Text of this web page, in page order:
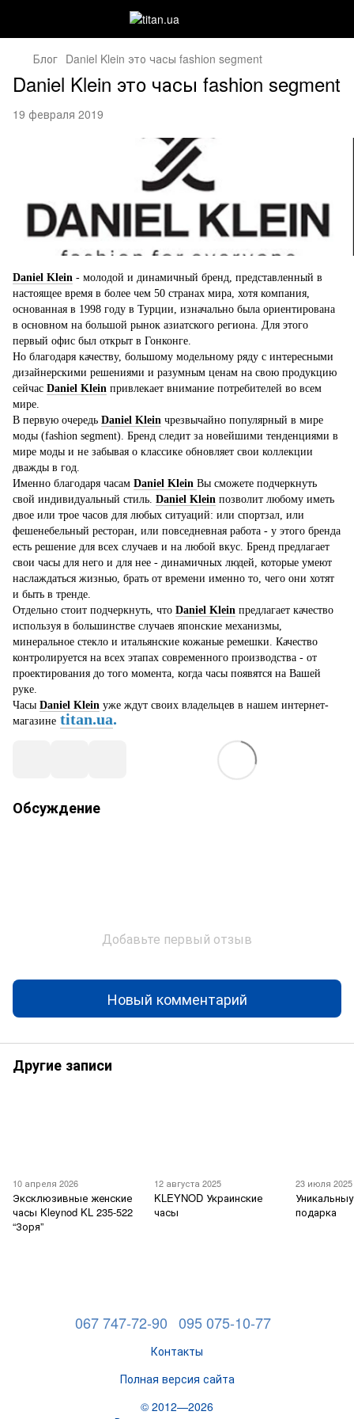
Блог Daniel Klein это часы fashion segment
Daniel Klein это часы fashion segment
19 февраля 2019
Daniel Klein - молодой и динамичный бренд, представленный в
настоящее время в более чем 50 странах мира, хотя компания,
основанная в 1998 году в Турции, изначально была ориентирована
в основном на большой рынок азиатского региона. Для этого
первый офис был открыт в Гонконге.
Но благодаря качеству, большому модельному ряду с интересными
дизайнерскими решениями и разумным ценам на свою продукцию
сейчас Daniel Klein привлекает внимание потребителей во всем
мире.
В первую очередь Daniel Klein чрезвычайно популярный в мире
моды (fashion segment). Бренд следит за новейшими тенденциями в
мире моды и не забывая о классике обновляет свои коллекции
дважды в год.
Именно благодаря часам Daniel Klein Вы сможете подчеркнуть
свой индивидуальный стиль. Daniel Klein позволит любому иметь
двое или трое часов для любых ситуаций: или спортзал, или
фешенебельный ресторан, или повседневная работа - у этого бренда
есть решение для всех случаев и на любой вкус. Бренд предлагает
свои часы для него и для нее - динамичных людей, которые умеют
наслаждаться жизнью, брать от времени именно то, чего они хотят
и быть в тренде.
Отдельно стоит подчеркнуть, что Daniel Klein предлагает качество
используя в большинстве случаев японские механизмы,
минеральное стекло и итальянские кожаные ремешки. Качество
контролируется на всех этапах современного производства - от
проектирования до того момента, когда часы появятся на Вашей
руке.
Часы Daniel Klein уже ждут своих владельцев в нашем интернет-
магазине titan.ua.
Обсуждение
Добавьте первый отзыв
Новый комментарий
Другие записи
10 апреля 2026
Эксклюзивные женские
часы Kleynod KL 235-522
“Зоря”
12 августа 2025
KLEYNOD Украинские
часы
23 июля 2025
подарка
067 747-72-90 095 075-10-77
Контакты
Полная версия сайта
© 2012—2026